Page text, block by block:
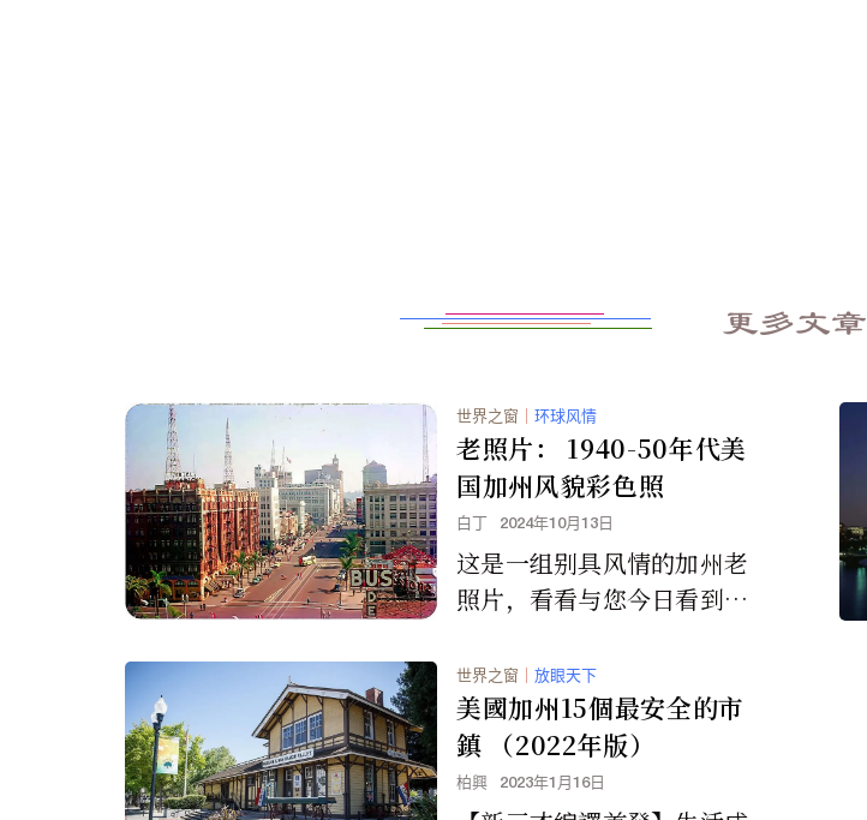
更多文章
世界之窗 ｜ 环球风情
老照片： 1940-50年代美
国加州风貌彩色照
白丁 2024年10月13日
这是一组别具风情的加州老
照片，看看与您今日看到的
世界之窗 ｜ 放眼天下
美國加州15個最安全的市
鎮 （2022年版）
柏興 2023年1月16日